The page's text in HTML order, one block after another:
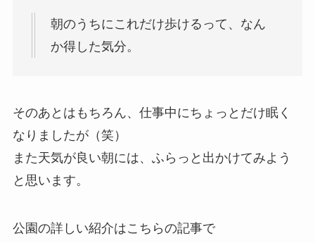
朝のうちにこれだけ歩けるって、なん
か得した気分。
そのあとはもちろん、仕事中にちょっとだけ眠く
なりましたが（笑）
また天気が良い朝には、ふらっと出かけてみよう
と思います。
公園の詳しい紹介はこちらの記事で